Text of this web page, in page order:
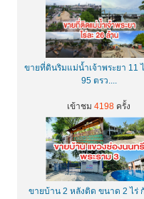
ขายที่ดินริมแม่น้ำเจ้าพระยา 11
95 ตรว....
เข้าชม 4198 ครั้ง
ขายบ้าน 2 หลังติด ขนาด 2 ไร่